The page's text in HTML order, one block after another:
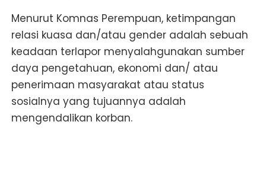
Menurut Komnas Perempuan, ketimpangan
relasi kuasa dan/atau gender adalah sebuah
keadaan terlapor menyalahgunakan sumber
daya pengetahuan, ekonomi dan/ atau
penerimaan masyarakat atau status
sosialnya yang tujuannya adalah
mengendalikan korban.